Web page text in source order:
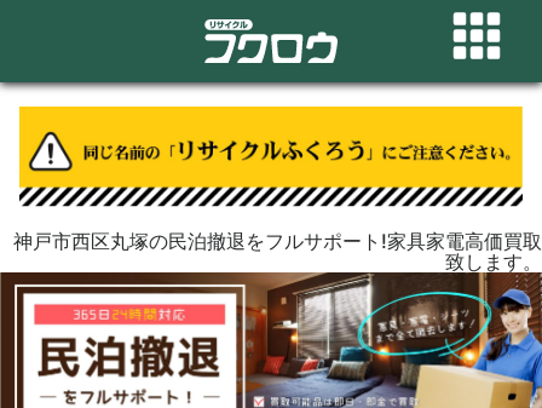
神戸市西区丸塚の民泊撤退をフルサポート!家具家電高価買取
致します。